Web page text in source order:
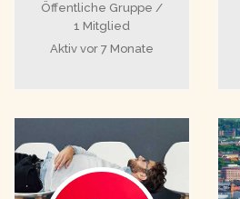
Öffentliche Gruppe /
1 Mitglied
Aktiv vor 7 Monate